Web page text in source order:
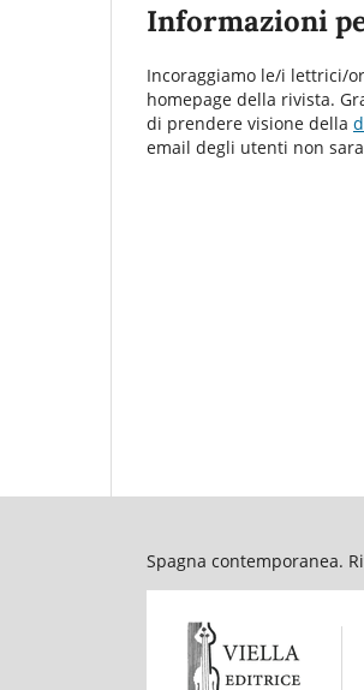
Informazioni
Incoraggiamo le/i lettrici/
homepage della rivista.
di prendere visione della
email degli utenti non
Spagna contemporanea.